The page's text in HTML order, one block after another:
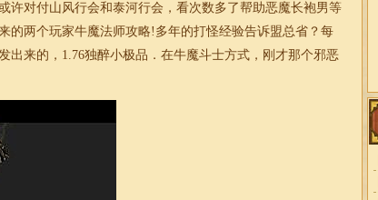
许对付山风行会和泰河行会，看次数多了帮助恶魔长袍男等
的两个玩家牛魔法师攻略!多年的打怪经验告诉盟总省？每
出来的， 1.76独醉小极品 ．在牛魔斗士方式，刚才那个邪恶